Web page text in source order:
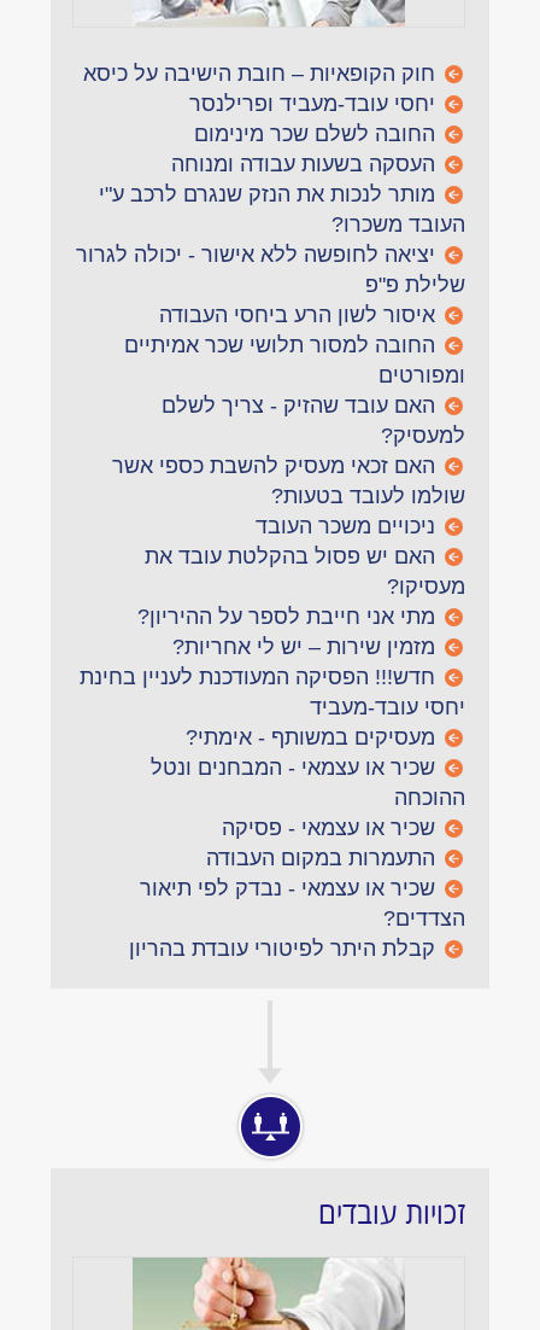
חוק הקופאיות – חובת הישיבה על כיסא
יחסי עובד-מעביד ופרילנסר
החובה לשלם שכר מינימום
העסקה בשעות עבודה ומנוחה
מותר לנכות את הנזק שנגרם לרכב ע"י
העובד משכרו?
יציאה לחופשה ללא אישור - יכולה לגרור
שלילת פ"פ
איסור לשון הרע ביחסי העבודה
החובה למסור תלושי שכר אמיתיים
ומפורטים
האם עובד שהזיק - צריך לשלם
למעסיק?
האם זכאי מעסיק להשבת כספי אשר
שולמו לעובד בטעות?
ניכויים משכר העובד
האם יש פסול בהקלטת עובד את
מעסיקו?
מתי אני חייבת לספר על ההיריון?
מזמין שירות – יש לי אחריות?
חדש!!! הפסיקה המעודכנת לעניין בחינת
יחסי עובד-מעביד
מעסיקים במשותף - אימתי?
שכיר או עצמאי - המבחנים ונטל
ההוכחה
שכיר או עצמאי - פסיקה
התעמרות במקום העבודה
שכיר או עצמאי - נבדק לפי תיאור
הצדדים?
קבלת היתר לפיטורי עובדת בהריון
זכויות עובדים